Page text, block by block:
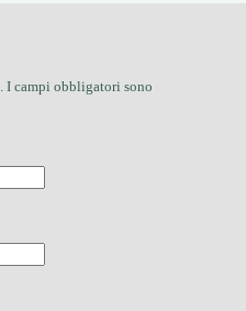
I campi obbligatori sono